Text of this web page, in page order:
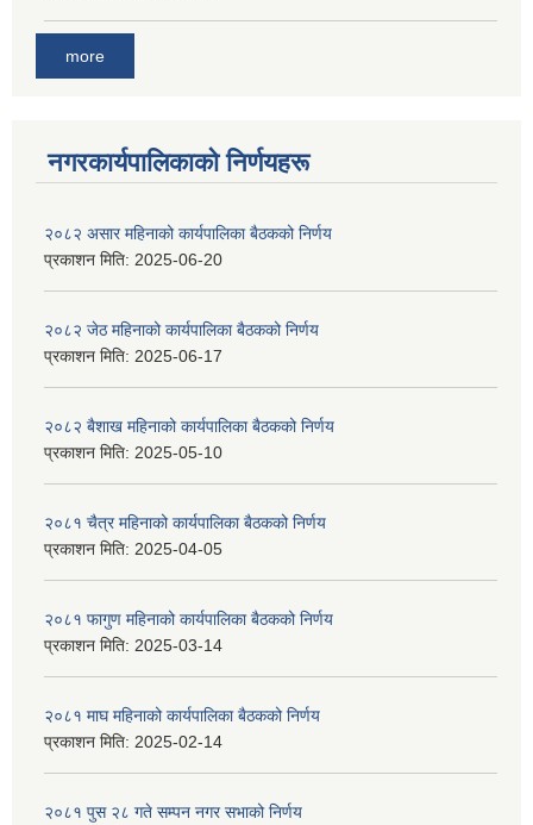
more
नगरकार्यपालिकाकाे निर्णयहरू
२०८२ असार महिनाको कार्यपालिका बैठकको निर्णय
प्रकाशन मिति: 2025-06-20
२०८२ जेठ महिनाको कार्यपालिका बैठकको निर्णय
प्रकाशन मिति: 2025-06-17
२०८२ बैशाख महिनाको कार्यपालिका बैठकको निर्णय
प्रकाशन मिति: 2025-05-10
२०८१ चैत्र महिनाको कार्यपालिका बैठकको निर्णय
प्रकाशन मिति: 2025-04-05
२०८१ फागुण महिनाको कार्यपालिका बैठकको निर्णय
प्रकाशन मिति: 2025-03-14
२०८१ माघ महिनाको कार्यपालिका बैठकको निर्णय
प्रकाशन मिति: 2025-02-14
२०८१ पुस २८ गते सम्प‍न नगर सभाको निर्णय